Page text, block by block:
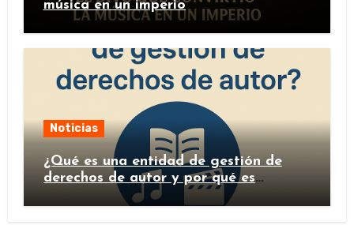
música en un imperio
Noticias
¿Qué es una entidad de gestión de
derechos de autor y por qué es
importante?